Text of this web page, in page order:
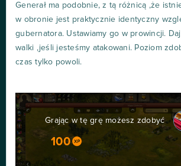
Generał ma podobnie, z tą różnicą ,że
w obronie jest praktycznie identyczny
gubernatora. Ustawiamy go w prowincji.
walki ,jeśli jesteśmy atakowani. Poziom
czas tylko powoli.
Grając w tę grę możesz zdobyć
100